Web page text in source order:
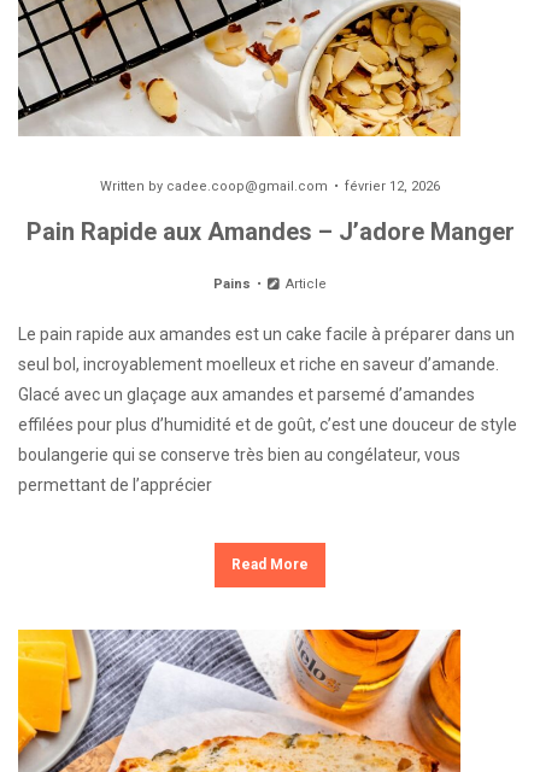
Written by cadee.coop@gmail.com février 12, 2026
Pain Rapide aux Amandes – J’adore Manger
Pains Article
Le pain rapide aux amandes est un cake facile à préparer dans un
seul bol, incroyablement moelleux et riche en saveur d’amande.
Glacé avec un glaçage aux amandes et parsemé d’amandes
effilées pour plus d’humidité et de goût, c’est une douceur de style
boulangerie qui se conserve très bien au congélateur, vous
permettant de l’apprécier
Read More